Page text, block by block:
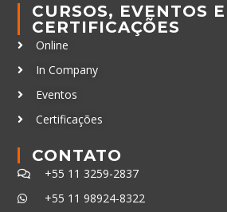
CURSOS, EVENTOS E
CERTIFICAÇÕES
Online
In Company
Eventos
Certificações
CONTATO
+55 11 3259-2837
+55 11 98924-8322